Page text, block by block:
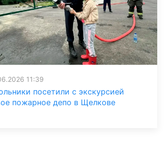
11:39
посетили с экскурсией
пожарное депо в Щелкове